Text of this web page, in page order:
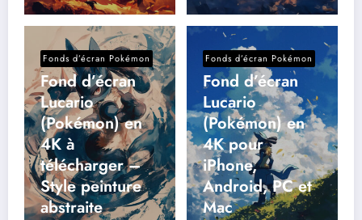
Fonds d’écran Pokémon
Fond d’écran
Lucario
(Pokémon) en
4K à
télécharger –
Style peinture
abstraite
Fonds d’écran Pokémon
Fond d’écran
Lucario
(Pokémon) en
4K pour
iPhone,
Android, PC et
Mac